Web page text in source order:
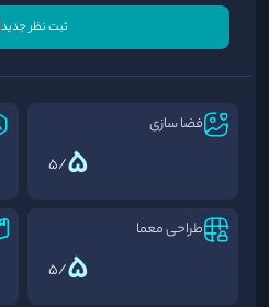
ثبت نظر جدید
فضا سازی
5
/5
طراحی معما
5
/5